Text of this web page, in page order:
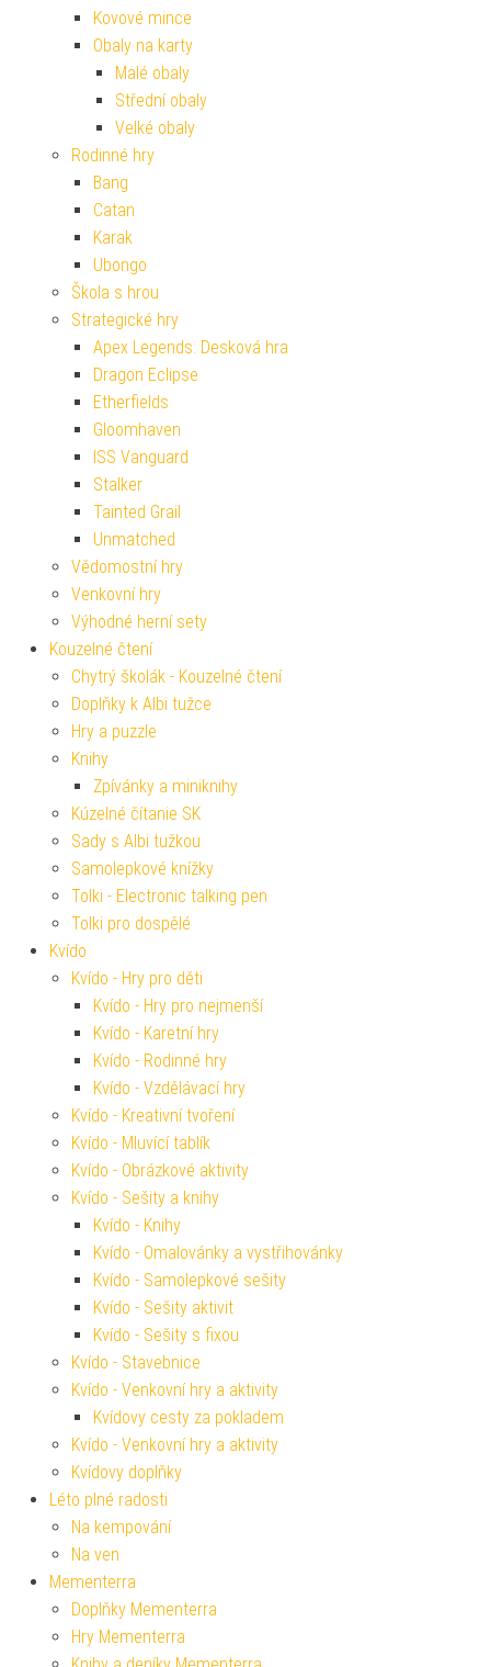
Kovové mince
Obaly na karty
Malé obaly
Střední obaly
Velké obaly
Rodinné hry
Bang
Catan
Karak
Ubongo
Škola s hrou
Strategické hry
Apex Legends: Desková hra
Dragon Eclipse
Etherfields
Gloomhaven
ISS Vanguard
Stalker
Tainted Grail
Unmatched
Vědomostní hry
Venkovní hry
Výhodné herní sety
Kouzelné čtení
Chytrý školák - Kouzelné čtení
Doplňky k Albi tužce
Hry a puzzle
Knihy
Zpívánky a miniknihy
Kúzelné čítanie SK
Sady s Albi tužkou
Samolepkové knížky
Tolki - Electronic talking pen
Tolki pro dospělé
Kvído
Kvído - Hry pro děti
Kvído - Hry pro nejmenší
Kvído - Karetní hry
Kvído - Rodinné hry
Kvído - Vzdělávací hry
Kvído - Kreativní tvoření
Kvído - Mluvící tablík
Kvído - Obrázkové aktivity
Kvído - Sešity a knihy
Kvído - Knihy
Kvído - Omalovánky a vystřihovánky
Kvído - Samolepkové sešity
Kvído - Sešity aktivit
Kvído - Sešity s fixou
Kvído - Stavebnice
Kvído - Venkovní hry a aktivity
Kvídovy cesty za pokladem
Kvído - Venkovní hry a aktivity
Kvídovy doplňky
Léto plné radosti
Na kempování
Na ven
Mementerra
Doplňky Mementerra
Hry Mementerra